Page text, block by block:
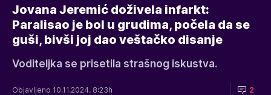
Jovana Jeremić doživela infarkt:
Paralisao je bol u grudima, počela da se
guši, bivši joj dao veštačko disanje
Voditeljka se prisetila strašnog iskustva.
Objavljeno 10.11.2024. 8:23h 2